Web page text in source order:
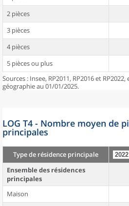
2 pièces
3 pièces
4 pièces
5 pièces ou plus
Sources : Insee, RP2011, RP2016 et
géographie au 01/01/2025.
LOG T4 - Nombre moyen de
principales
Type de résidence principale
Ensemble des résidences
principales
Maison